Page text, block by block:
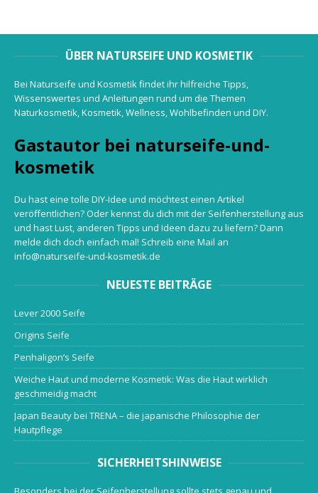
ÜBER NATURSEIFE UND KOSMETIK
Bei Naturseife und Kosmetik findet ihr hilfreiche Tipps,
Wissenswertes und Anleitungen rund um die Themen
Naturkosmetik, Kosmetik, Wellness, Wohlbefinden und DIY.
Gastautor bei naturseife-und-
kosmetik
Du hast eine tolle DIY-Idee und möchtest einen Artikel
veröffentlichen? Oder kennst du dich mit der Seifenherstellung aus
und hast Lust, anderen Tipps und Ideen dazu zu liefern? Dann
melde dich doch einfach mal! Schreib eine Mail an
info@naturseife-und-kosmetik.de
NEUESTE BEITRÄGE
Lever 2000 Seife
Origins Seife
Penhaligon’s Seife
Weiche Haut und moderne Kosmetik: Was die Haut wirklich
geschmeidig macht
Japan Beauty bei TRENA – die japanische Philosophie der
Hautpflege
SICHERHEITSHINWEISE